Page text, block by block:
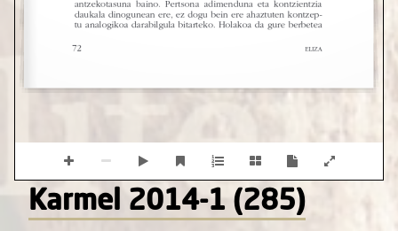
Karmel 2014-1 (285)